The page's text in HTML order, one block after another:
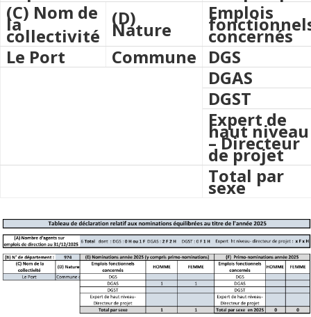
(C) Nom de
la
collectivité
(D)
Nature
Emplois
concernés
Le Port
Commune
DGS
DGAS
DGST
Expert de
haut niveau
– Directeur
de projet
Total par
sexe